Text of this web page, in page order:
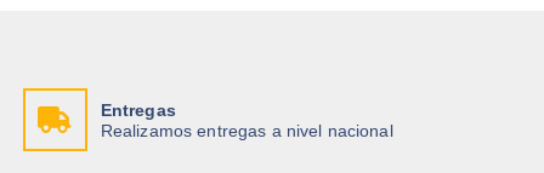
Entregas
Realizamos entregas a nivel nacional